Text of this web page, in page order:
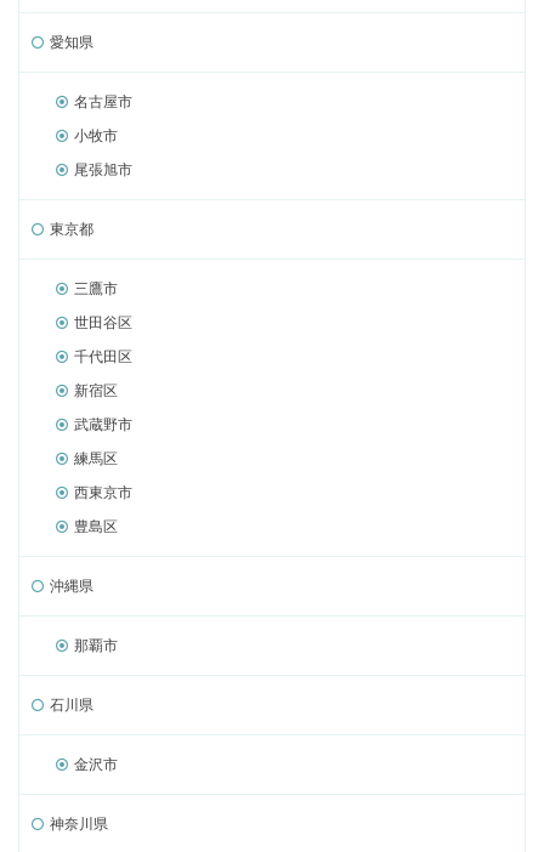
愛知県
名古屋市
小牧市
尾張旭市
東京都
三鷹市
世田谷区
千代田区
新宿区
武蔵野市
練馬区
西東京市
豊島区
沖縄県
那覇市
石川県
金沢市
神奈川県